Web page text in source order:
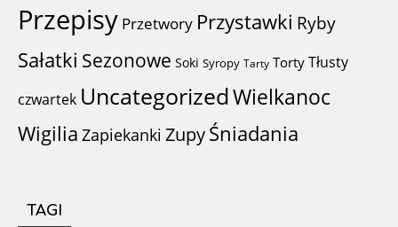
Przepisy Przetwory Przystawki Ryby
Sałatki Sezonowe Soki Syropy Tarty Torty Tłusty
czwartek UncategorizedWielkanoc
Wigilia Zapiekanki ZupyŚniadania
TAGI